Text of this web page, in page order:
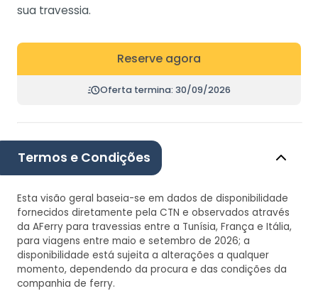
sua travessia.
Reserve agora
Oferta termina: 30/09/2026
Termos e Condições
Esta visão geral baseia-se em dados de disponibilidade
fornecidos diretamente pela CTN e observados através
da AFerry para travessias entre a Tunísia, França e Itália,
para viagens entre maio e setembro de 2026; a
disponibilidade está sujeita a alterações a qualquer
momento, dependendo da procura e das condições da
companhia de ferry.